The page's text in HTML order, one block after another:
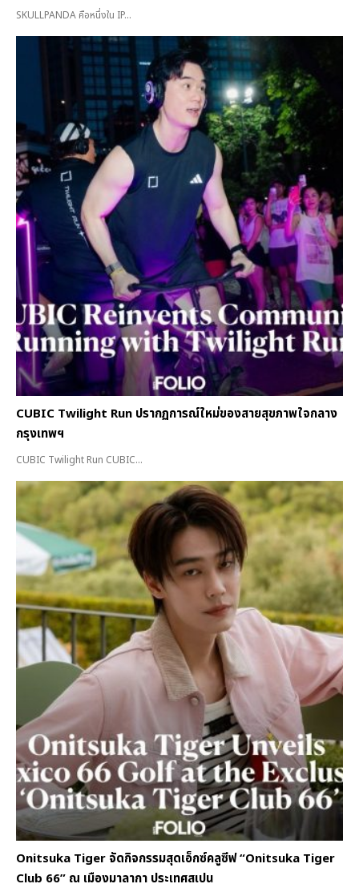
SKULLPANDA คือหนึ่งใน IP...
CUBIC Twilight Run ปรากฏการณ์ใหม่ของสายสุขภาพใจกลาง
กรุงเทพฯ
CUBIC Twilight Run CUBIC...
Onitsuka Tiger จัดกิจกรรมสุดเอ็กซ์คลูซีฟ “Onitsuka Tiger
Club 66” ณ เมืองมาลากา ประเทศสเปน